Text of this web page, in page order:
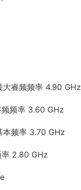
睿频频率 4.90 GHz
频率 3.60 GHz
频率 3.70 GHz
2.80 GHz